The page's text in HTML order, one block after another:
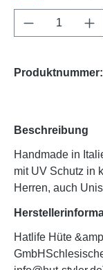
Produkt
Produktnummer:
Beschreibung
Handmade in
mit UV Schutz in
Herren, auch
Hatlife Hüte